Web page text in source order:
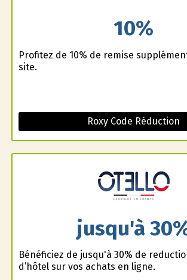
10%
Profitez de 10% de remise
site.
Roxy Code Réduction
jusqu'à
Bénéficiez de jusqu'à 30% de
d’hôtel sur vos achats en ligne.